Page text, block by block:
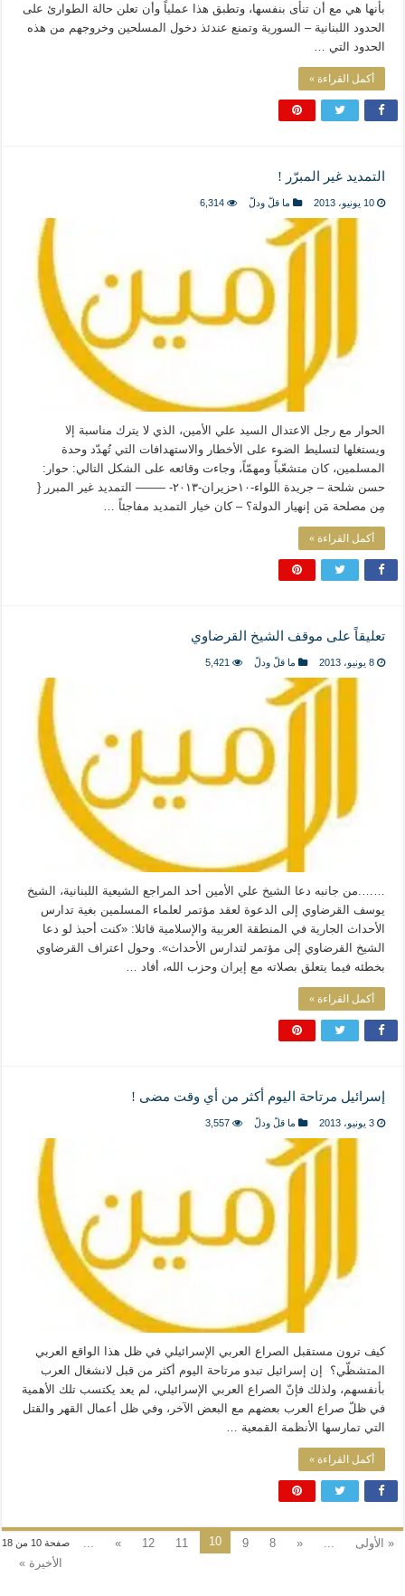
بأنها هي مع أن تنأى بنفسها، وتطبق هذا عملياً وأن تعلن حالة الطوارئ على
الحدود اللبنانية – السورية وتمنع عندئذ دخول المسلحين وخروجهم من هذه
الحدود التي …
أكمل القراءة »
التمديد غير المبرّر !
10 يونيو، 2013 ما قلّ ودلّ 6,314
الحوار مع رجل الاعتدال السيد علي الأمين، الذي لا يترك مناسبة إلا
ويستغلها لتسليط الضوء على الأخطار والاستهدافات التي تُهدّد وحدة
المسلمين، كان متشعّباً ومهمّاً، وجاءت وقائعه على الشكل التالي: حوار:
حسن شلحة – جريدة اللواء-١٠حزيران-٢٠١٣- ——– التمديد غير المبرر {
مِن مصلحة مَن إنهيار الدولة؟ – كان خيار التمديد مفاجئاً …
أكمل القراءة »
تعليقاً على موقف الشيخ القرضاوي
8 يونيو، 2013 ما قلّ ودلّ 5,421
…….من جانبه دعا الشيخ علي الأمين أحد المراجع الشيعية اللبنانية، الشيخ
يوسف القرضاوي إلى الدعوة لعقد مؤتمر لعلماء المسلمين بغية تدارس
الأحداث الجارية في المنطقة العربية والإسلامية قائلا: «كنت أحبذ لو دعا
الشيخ القرضاوي إلى مؤتمر لتدارس الأحداث». وحول اعتراف القرضاوي
بخطئه فيما يتعلق بصلاته مع إيران وحزب الله، أفاد …
أكمل القراءة »
إسرائيل مرتاحة اليوم أكثر من أي وقت مضى !
3 يونيو، 2013 ما قلّ ودلّ 3,557
كيف ترون مستقبل الصراع العربي الإسرائيلي في ظل هذا الواقع العربي
المتشظّي؟ إن إسرائيل تبدو مرتاحة اليوم أكثر من قبل لانشغال العرب
بأنفسهم، ولذلك فإنّ الصراع العربي الإسرائيلي، لم يعد يكتسب تلك الأهمية
في ظلّ صراع العرب بعضهم مع البعض الآخر، وفي ظل أعمال القهر والقتل
التي تمارسها الأنظمة القمعية …
أكمل القراءة »
صفحة 10 من 18 « الأولى «
8
9
10
11
12
»
الأخيرة »